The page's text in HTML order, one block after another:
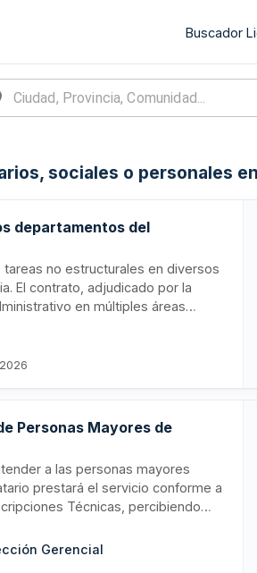
Buscador
sociales o personales
departamentos del
no estructurales en diversos
El contrato, adjudicado por la
en múltiples áreas
contar con personal
que no requieren
Personas Mayores de
a las personas mayores
prestará el servicio conforme a
Técnicas, percibiendo
el adjudicatario responsable
Gerencial